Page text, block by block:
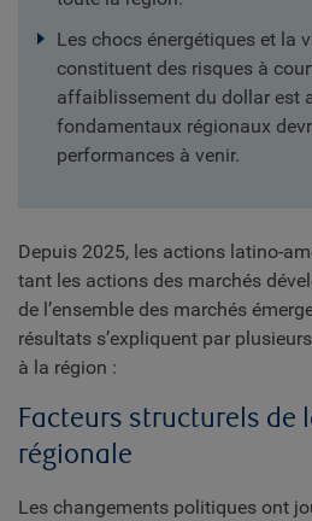
Les chocs énergétiques et la
constituent des risques à
affaiblissement du dollar est
fondamentaux régionaux
performances à venir.
Depuis 2025, les actions latino-
tant les actions des marchés
de l’ensemble des marchés
résultats s’expliquent par
à la région :
Facteurs structurels de
régionale
Les changements politiques ont